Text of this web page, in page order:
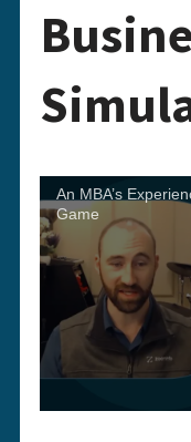
An MBA’s
Game